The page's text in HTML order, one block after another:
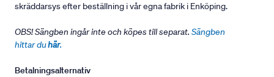
skräddarsys efter beställning i vår egna fabrik i Enköping.
OBS! Sängben ingår inte och köpes till separat. Sängben
hittar duhär.
Betalningsalternativ